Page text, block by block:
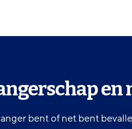
en
bent of net bent